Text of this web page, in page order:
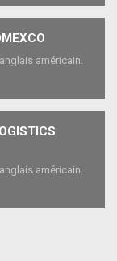
américain.
américain.